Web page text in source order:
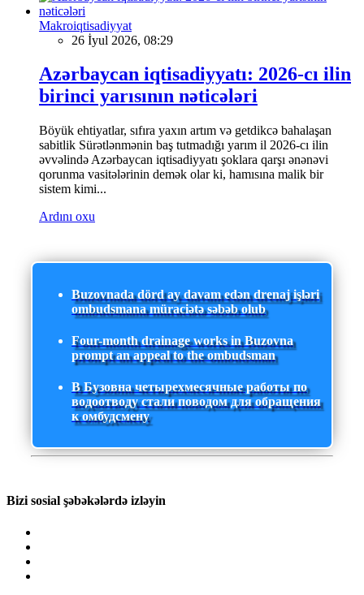
Makroiqtisadiyyat
26 İyul 2026, 08:29
Azərbaycan iqtisadiyyatı: 2026-cı ilin
birinci yarısının nəticələri
Böyük ehtiyatlar, sıfıra yaxın artım və getdikcə bahalaşan
sabitlik Sürətlənmənin baş tutmadığı yarım il 2026-cı ilin
əvvəlində Azərbaycan iqtisadiyyatı şoklara qarşı ənənəvi
qorunma vasitələrinin demək olar ki, hamısına malik bir
sistem kimi...
Ardını oxu
Buzovnada dörd ay davam edən drenaj işləri
ombudsmana müraciətə səbəb olub
Four-month drainage works in Buzovna
prompt an appeal to the ombudsman
В Бузовна четырехмесячные работы по
водоотводу стали поводом для обращения
к омбудсмену
Bizi sosial şəbəkələrdə izləyin